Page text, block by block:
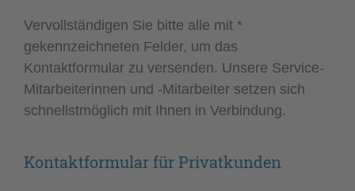
Vervollständigen Sie bitte alle mit *
gekennzeichneten Felder, um das
Kontaktformular zu versenden. Unsere Service-
Mitarbeiterinnen und -Mitarbeiter setzen sich
schnellstmöglich mit Ihnen in Verbindung.
Kontaktformular für Privatkunden